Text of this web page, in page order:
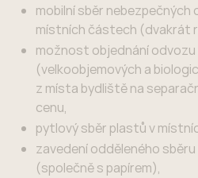
mobilní sběr nebezpečných
místních částech (dvakrát
možnost objednání
(velkoobjemových a
z místa bydliště na
cenu,
pytlový sběr plastů v
zavedení odděleného
(společně s papírem),